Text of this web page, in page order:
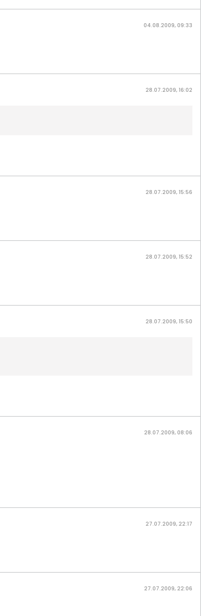
04.08.2009, 09:33
28.07.2009, 16:02
28.07.2009, 15:56
28.07.2009, 15:52
28.07.2009, 15:50
28.07.2009, 08:06
27.07.2009, 22:17
27.07.2009, 22:06